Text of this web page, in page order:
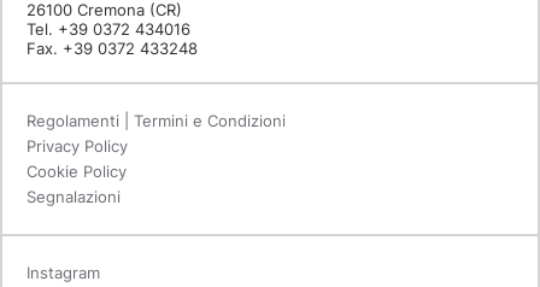
26100 Cremona (CR)
Tel. +39 0372 434016
Fax. +39 0372 433248
Regolamenti | Termini e Condizioni
Privacy Policy
Cookie Policy
Segnalazioni
Instagram